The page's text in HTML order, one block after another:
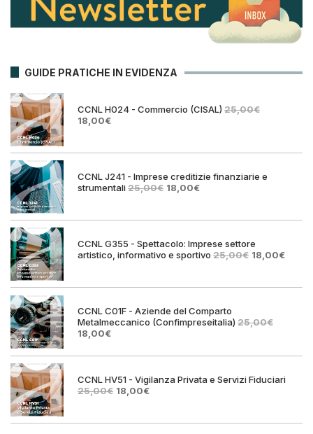
GUIDE PRATICHE IN EVIDENZA
CCNL H024 - Commercio (CISAL) 25,00€
Il
era:
18,00€Il
è:
CCNL J241 - Imprese creditizie finanziarie e
strumentali25,00€ Il
era:
18,00€Il
è:
CCNL G355 - Spettacolo: Imprese settore
artistico, informativo e sportivo 25,00€ Il
era:
18,00€Il
è:
CCNL C01F - Aziende del Comparto
Metalmeccanico (Confimpreseitalia) 25,00€
Il
originale
25,00€.
18,00€Il
attuale
18,00€.
CCNL HV51 - Vigilanza Privata e Servizi Fiduciari
25,00€ Il
era:
18,00€Il
è: